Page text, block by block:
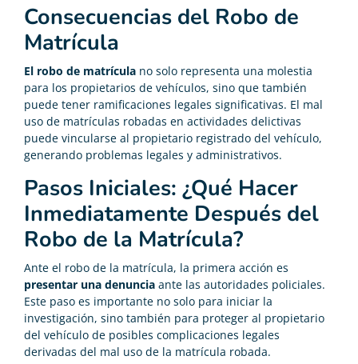
Consecuencias del Robo de
Matrícula
El robo de matrícula no solo representa una molestia
para los propietarios de vehículos, sino que también
puede tener ramificaciones legales significativas. El mal
uso de matrículas robadas en actividades delictivas
puede vincularse al propietario registrado del vehículo,
generando problemas legales y administrativos.
Pasos Iniciales: ¿Qué Hacer
Inmediatamente Después del
Robo de la Matrícula?
Ante el robo de la matrícula, la primera acción es
presentar una denuncia ante las autoridades policiales.
Este paso es importante no solo para iniciar la
investigación, sino también para proteger al propietario
del vehículo de posibles complicaciones legales
derivadas del mal uso de la matrícula robada.